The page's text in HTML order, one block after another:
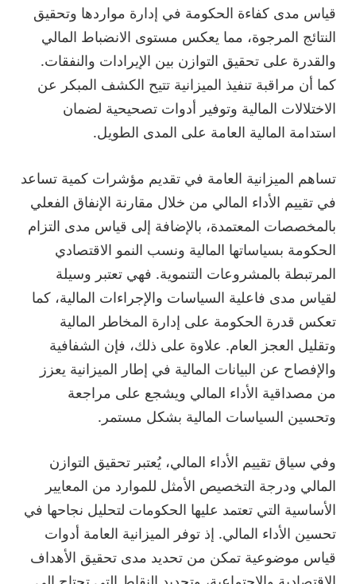
قياس مدى كفاءة الحكومة في إدارة مواردها وتحقيق
النتائج المرجوة، مما يعكس مستوى الانضباط المالي
والقدرة على تحقيق التوازن بين الإيرادات والنفقات.
كما أن مراقبة تنفيذ الميزانية تتيح الكشف المبكر عن
الاختلالات المالية وتوفير أدوات تصحيحية لضمان
استدامة المالية العامة على المدى الطويل.
تساهم الميزانية العامة في تقديم مؤشرات كمية تساعد
في تقييم الأداء المالي من خلال مقارنة الإنفاق الفعلي
بالمخصصات المعتمدة، بالإضافة إلى قياس مدى التزام
الحكومة بسياساتها المالية ونسب النمو الاقتصادي
المرتبطة بالمشروعات التنموية. فهي تعتبر وسيلة
لقياس مدى فاعلية السياسات والإجراءات المالية، كما
تعكس قدرة الحكومة على إدارة المخاطر المالية
وتقليل العجز العام. علاوة على ذلك، فإن الشفافية
والإفصاح عن البيانات المالية في إطار الميزانية يعزز
من مصداقية الأداء المالي ويشجع على مراجعة
وتحسين السياسات المالية بشكل مستمر.
وفي سياق تقييم الأداء المالي، يُعتبر تحقيق التوازن
المالي ودرجة التخصيص الأمثل للموارد من المعايير
الأساسية التي تعتمد عليها الحكومات لتحليل نجاحها في
تحسين الأداء المالي. إذ توفر الميزانية العامة أدوات
قياس موضوعية تمكن من تحديد مدى تحقيق الأهداف